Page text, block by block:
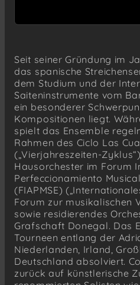
Seit seiner Gründung im
das spanische
dem Studium und der
Saiteninstrumente vom
ein besonderer
Kompositionen liegt.
spielt das Ensemble
Rahmen des Ciclo Las
(„Vierjahreszeiten-
Hausorchester im Forum
Perfeccionamiento
(FIAPMSE)
Forum zur musikalischen
sowie residierendes
Grafschaft Donegal. Das
Tourneen entlang der
Niederlanden, Irland,
Deutschland absolviert.
zurück auf künstlerische